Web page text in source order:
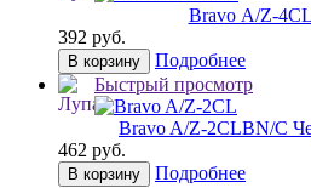
Bravo А/Z-4CL
392 руб.
В корзину
Подробнее
Быстрый просмотр
Bravo A/Z-2CLBN/C
462 руб.
В корзину Подробнее